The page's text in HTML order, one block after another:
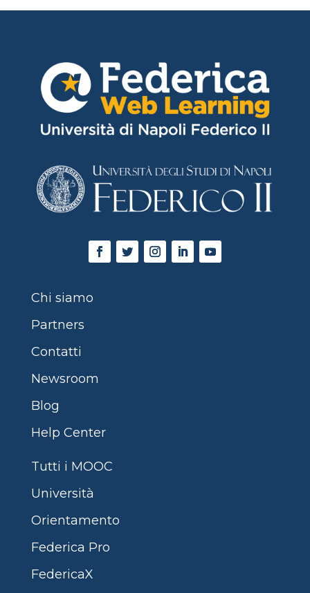
Chi siamo
Partners
Contatti
Newsroom
Blog
Help Center
Tutti i MOOC
Università
Orientamento
Federica Pro
FedericaX